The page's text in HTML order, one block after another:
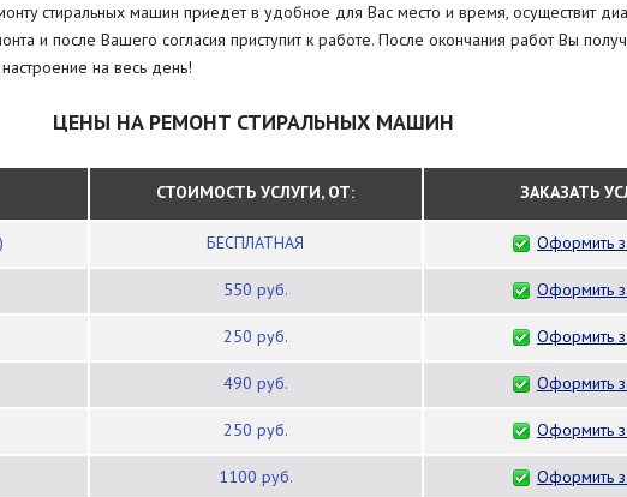
стиральных машин приедет в удобное для Вас место и время, осуществит
и после Вашего согласия приступит к работе. После окончания работ Вы
на весь день!
ЦЕНЫ НА РЕМОНТ СТИРАЛЬНЫХ МАШИН
СТОИМОСТЬ УСЛУГИ, ОТ: ЗАКАЗАТЬ
БЕСПЛАТНАЯ Оформить
550 руб. Оформить
250 руб. Оформить
490 руб. Оформить
250 руб. Оформить
1100 руб. Оформить